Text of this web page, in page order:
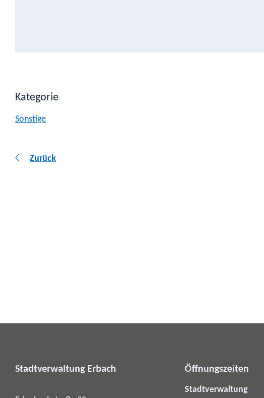
Kategorie
Sonstige
Zurück
Stadtverwaltung Erbach Öffnungszeiten
Stadtverwaltung